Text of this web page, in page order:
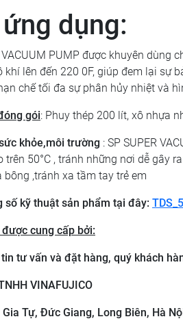
dụng:
VACUUM PUMP được khuyên
khí lên đến 220 0F, giúp đem lại sự
chế tối đa sự phân hủy nhiệt và
gói: Phuy thép 200 lít, xô nhựa
khỏe,môi trường : SP SUPER
trên 50°C , tránh những nơi dễ gây
bông ,tránh xa tầm tay trẻ em
số kỹ thuật sản phẩm tại đây:
cung cấp bởi:
tư vấn và đặt hàng, quý khách
VINAFUJICO
Gia Tự, Đức Giang, Long Biên, Hà